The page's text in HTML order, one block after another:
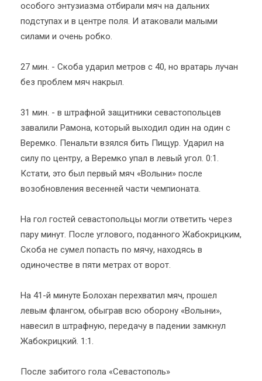
особого энтузиазма отбирали мяч на дальних
подступах и в центре поля. И атаковали малыми
силами и очень робко.
27 мин. - Скоба ударил метров с 40, но вратарь лучан
без проблем мяч накрыл.
31 мин. - в штрафной защитники севастопольцев
завалили Рамона, который выходил один на один с
Веремко. Пенальти взялся бить Пищур. Ударил на
силу по центру, а Веремко упал в левый угол. 0:1.
Кстати, это был первый мяч «Волыни» после
возобновления весенней части чемпионата.
На гол гостей севастопольцы могли ответить через
пару минут. После углового, поданного Жабокрицким,
Скоба не сумел попасть по мячу, находясь в
одиночестве в пяти метрах от ворот.
На 41-й минуте Болохан перехватил мяч, прошел
левым флангом, обыграв всю оборону «Волыни»,
навесил в штрафную, передачу в падении замкнул
Жабокрицкий. 1:1.
После забитого гола «Севастополь»